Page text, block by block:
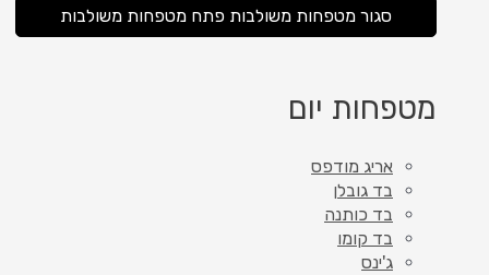
סגור מטפחות משולבות פתח מטפחות משולבות
מטפחות יום
אריג מודפס
בד גובלן
בד כותנה
בד קומו
ג'ינס